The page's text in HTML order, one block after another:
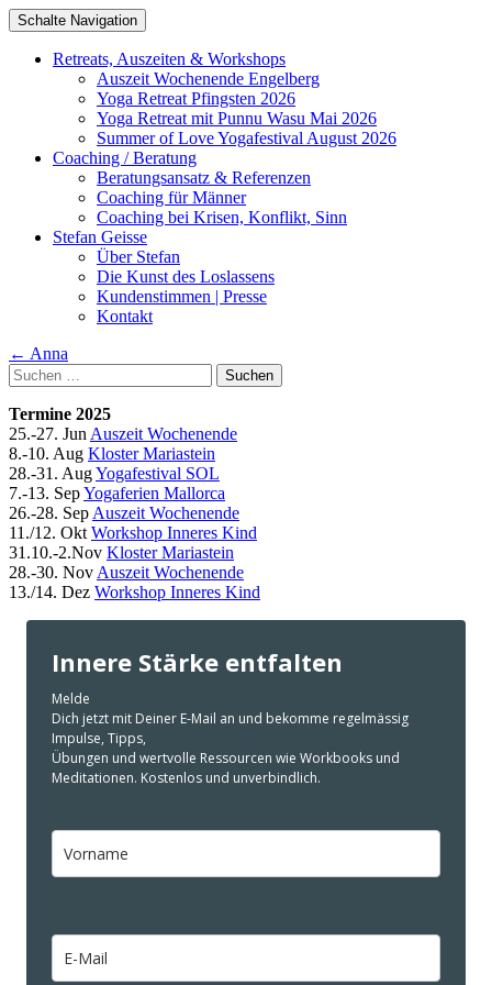
Schalte Navigation
Zum
Retreats, Auszeiten & Workshops
Auszeit Wochenende Engelberg
Yoga Retreat Pfingsten 2026
Yoga Retreat mit Punnu Wasu Mai 2026
Summer of Love Yogafestival August 2026
Coaching / Beratung
Beratungsansatz & Referenzen
Coaching für Männer
Coaching bei Krisen, Konflikt, Sinn
Stefan Geisse
Über Stefan
Die Kunst des Loslassens
Kundenstimmen | Presse
Kontakt
Artikel-
Navigation
← Anna
Suchen
nach:
Termine 2025
25.-27. Jun Auszeit Wochenende
8.-10. Aug Kloster Mariastein
28.-31. AugYogafestival SOL
7.-13. SepYogaferien Mallorca
26.-28. Sep Auszeit Wochenende
11./12. Okt Workshop Inneres Kind
31.10.-2.Nov Kloster Mariastein
28.-30. Nov Auszeit Wochenende
13./14. Dez Workshop Inneres Kind
Innere Stärke entfalten
Melde
Dich jetzt mit Deiner E-Mail an und bekomme regelmässig
Impulse, Tipps,
Übungen und wertvolle Ressourcen wie Workbooks und
Meditationen. Kostenlos und unverbindlich.